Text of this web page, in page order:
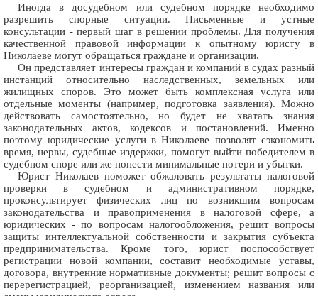
Иногда в досудебном или судебном порядке необходимо
разрешить спорные ситуации. Письменные и устные
консультации - первый шаг в решении проблемы. Для получения
качественной правовой информации к опытному юристу в
Николаеве могут обращаться граждане и организации.
Он представляет интересы граждан и компаний в судах разный
инстанций относительно наследственных, земельных или
жилищных споров. Это может быть комплексная услуга или
отдельные моменты (например, подготовка заявления). Можно
действовать самостоятельно, но будет не хватать знания
законодательных актов, кодексов и постановлений. Именно
поэтому юридические услуги в Николаеве позволят сэкономить
время, нервы, судебные издержки, помогут выйти победителем в
судебном споре или же понести минимальные потери и убытки.
Юрист Николаев поможет обжаловать результаты налоговой
проверки в судебном и административном порядке,
проконсультирует физических лиц по возникшим вопросам
законодательства и правоприменения в налоговой сфере, а
юридических - по вопросам налогообложения, решит вопросы
защиты интеллектуальной собственности и закрытия субъекта
предпринимательства. Кроме того, юрист поспособствует
регистрации новой компании, составит необходимые уставы,
договора, внутренние нормативные документы; решит вопросы с
перерегистрацией, реорганизацией, изменением названия или